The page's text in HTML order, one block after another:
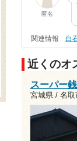
匿名
関連情報 白
近くのオ
スーパー
宮城県 / 名取